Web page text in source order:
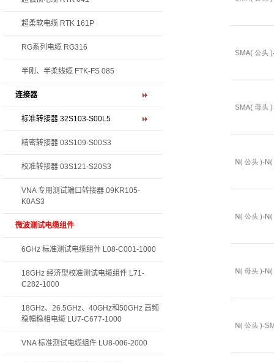
超柔软电缆 RTK 161P
RG系列电缆 RG316
半刚、半柔线缆 FTK-FS 085
连接器
标准转接器 32S103-S00L5
精密转接器 03S109-S00S3
校准转接器 03S121-S20S3
VNA 专用测试端口转接器 09KR105-
K0AS3
微波测试电缆组件
6GHz 标准测试电缆组件 L08-C001-1000
18GHz 经济型校准测试电缆组件 L71-
C282-1000
18GHz、26.5GHz、40GHz和50GHz 高频
稳幅稳相电缆 LU7-C677-1000
VNA 标准测试电缆组件 LU8-006-2000